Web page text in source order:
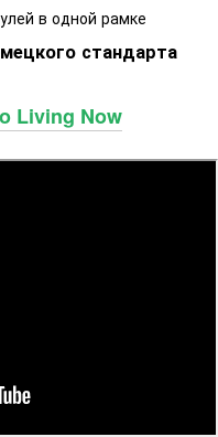
в одной рамке
стандарта
Living Now